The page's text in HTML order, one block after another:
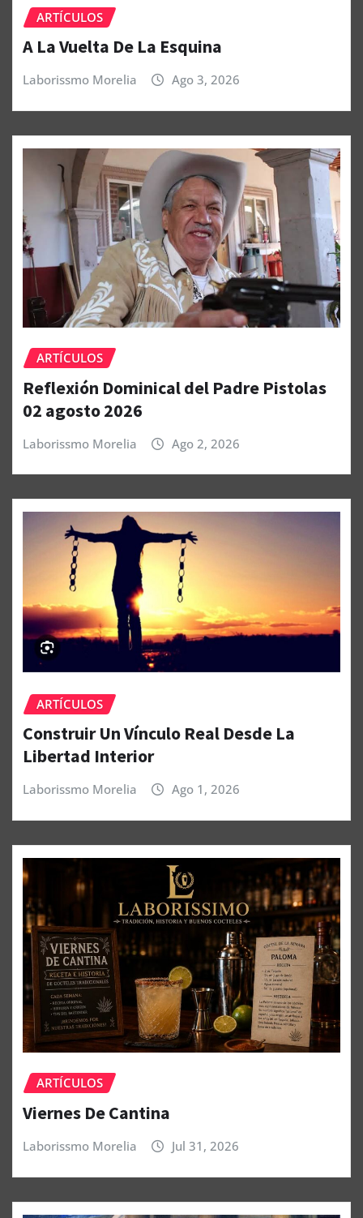
ARTÍCULOS
A La Vuelta De La Esquina
Laborissmo Morelia Ago 3, 2026
ARTÍCULOS
Reflexión Dominical del Padre Pistolas
02 agosto 2026
Laborissmo Morelia Ago 2, 2026
ARTÍCULOS
Construir Un Vínculo Real Desde La
Libertad Interior
Laborissmo Morelia Ago 1, 2026
ARTÍCULOS
Viernes De Cantina
Laborissmo Morelia Jul 31, 2026